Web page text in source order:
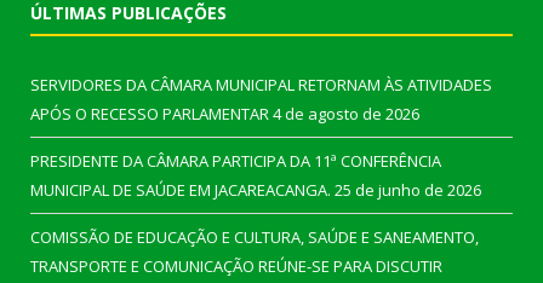
ÚLTIMAS PUBLICAÇÕES
SERVIDORES DA CÂMARA MUNICIPAL RETORNAM ÀS ATIVIDADES
APÓS O RECESSO PARLAMENTAR4 de agosto de 2026
PRESIDENTE DA CÂMARA PARTICIPA DA 11ª CONFERÊNCIA
MUNICIPAL DE SAÚDE EM JACAREACANGA. 25 de junho de 2026
COMISSÃO DE EDUCAÇÃO E CULTURA, SAÚDE E SANEAMENTO,
TRANSPORTE E COMUNICAÇÃO REÚNE-SE PARA DISCUTIR